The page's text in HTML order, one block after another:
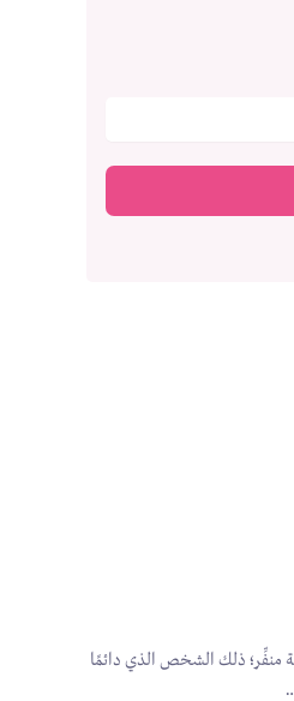
منفِّر؛ ذلك الشخص الذي دائمًا